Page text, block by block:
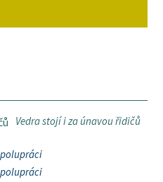
Vedra stojí i za únavou řidičů